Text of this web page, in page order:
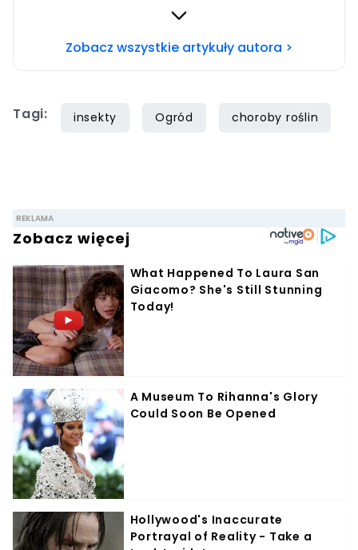
którą można nazwać dżunglą. Uwielbiam
Prywatnie fan fantastyki, muzyki rockowej, a
mnie wiadomość na
Zobacz wszystkie artykuły autora >
Tagi: insekty Ogród choroby roślin